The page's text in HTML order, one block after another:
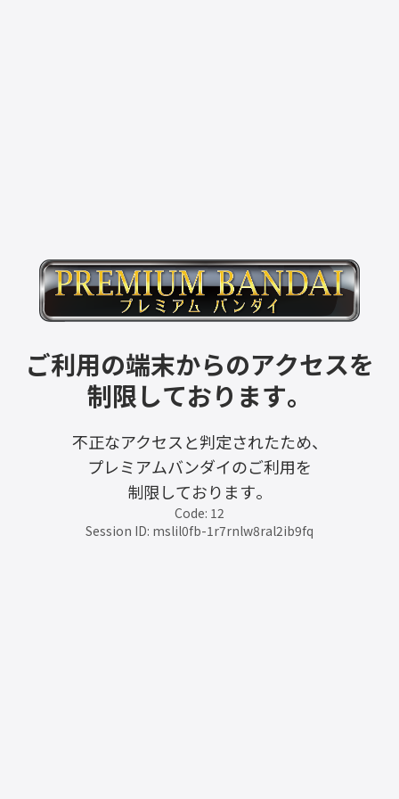
ご利用の端末からのアクセスを
制限しております。
不正なアクセスと判定されたため、
プレミアムバンダイのご利用を
制限しております。
Code: 12
Session ID: mslil0fb-1r7rnlw8ral2ib9fq